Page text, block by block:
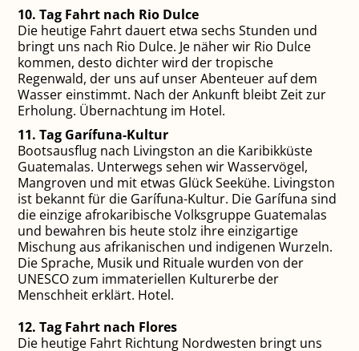
10. Tag Fahrt nach Rio Dulce
Die heutige Fahrt dauert etwa sechs Stunden und
bringt uns nach Rio Dulce. Je näher wir Rio Dulce
kommen, desto dichter wird der tropische
Regenwald, der uns auf unser Abenteuer auf dem
Wasser einstimmt. Nach der Ankunft bleibt Zeit zur
Erholung. Übernachtung im Hotel.
11. Tag Garífuna-Kultur
Bootsausflug nach Livingston an die Karibikküste
Guatemalas. Unterwegs sehen wir Wasservögel,
Mangroven und mit etwas Glück Seekühe. Livingston
ist bekannt für die Garífuna-Kultur. Die Garífuna sind
die einzige afrokaribische Volksgruppe Guatemalas
und bewahren bis heute stolz ihre einzigartige
Mischung aus afrikanischen und indigenen Wurzeln.
Die Sprache, Musik und Rituale wurden von der
UNESCO zum immateriellen Kulturerbe der
Menschheit erklärt. Hotel.
12. Tag Fahrt nach Flores
Die heutige Fahrt Richtung Nordwesten bringt uns